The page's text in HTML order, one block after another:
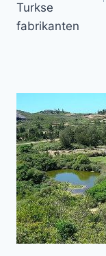
Turkse
fabrikanten